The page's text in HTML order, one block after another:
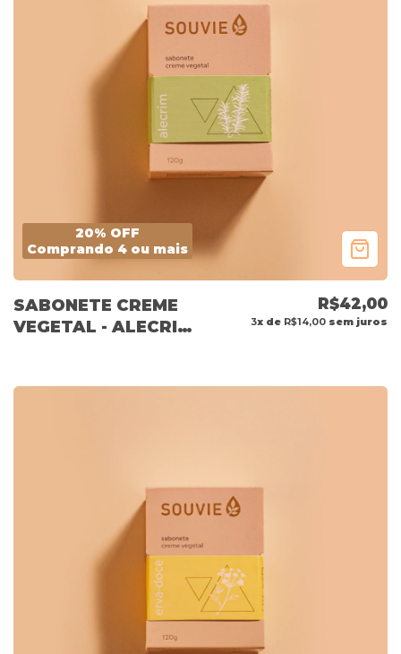
20% OFF
Comprando 4 ou mais
SABONETE CREME
VEGETAL - ALECRIM
R$42,00
3x de R$14,00 sem juros